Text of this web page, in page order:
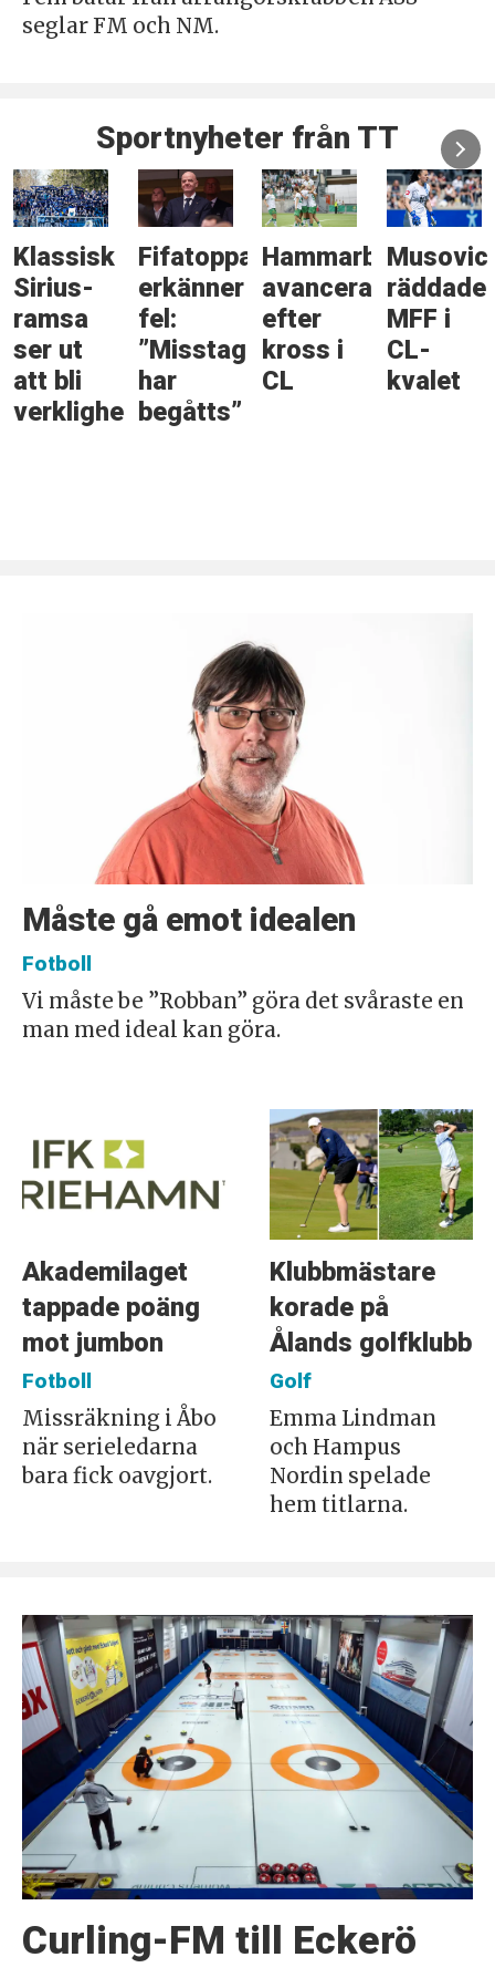
seglar FM och NM.
Sportnyheter från TT
Klassisk
Sirius-
ramsa
ser ut
att bli
verklighet
Fifatoppar
erkänner
fel:
”Misstag
har
begåtts”
Hammarby
avancerar
efter
kross i
CL
Musovic
räddade
MFF i
CL-
kvalet
Måste gå emot idealen
Fotboll
Vi måste be ”Robban” göra det svåraste en
man med ideal kan göra.
Akademilaget
tappade poäng
mot jumbon
Fotboll
Missräkning i Åbo
när serieledarna
bara fick oavgjort.
Klubbmästare
korade på
Ålands golfklubb
Golf
Emma Lindman
och Hampus
Nordin spelade
hem titlarna.
Curling-FM till Eckerö